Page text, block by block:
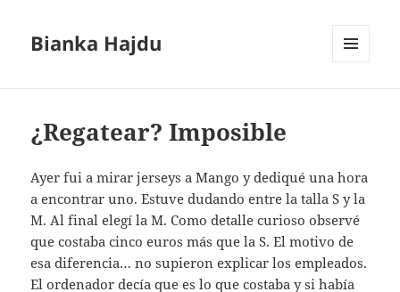
Bianka Hajdu
¿Regatear? Imposible
Ayer fui a mirar jerseys a Mango y dediqué una hora
a encontrar uno. Estuve dudando entre la talla S y la
M. Al final elegí la M. Como detalle curioso observé
que costaba cinco euros más que la S. El motivo de
esa diferencia… no supieron explicar los empleados.
El ordenador decía que es lo que costaba y si había